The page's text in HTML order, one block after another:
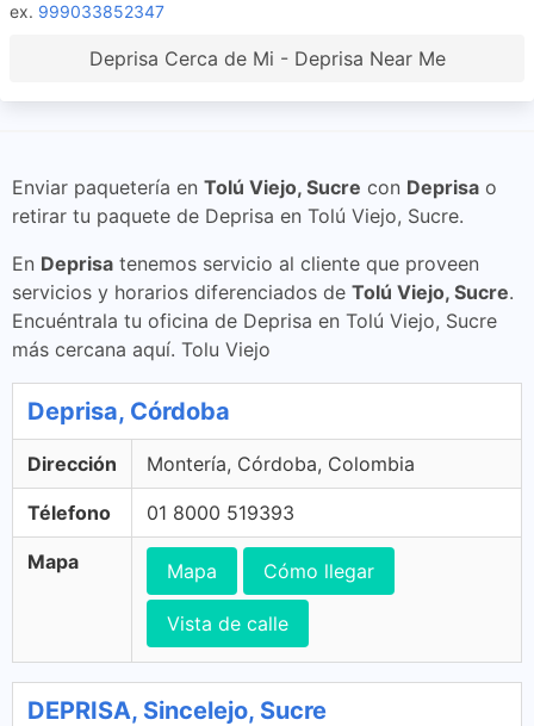
ex. 999033852347
Deprisa Cerca de Mi - Deprisa Near Me
Enviar paquetería en Tolú Viejo, Sucre con Deprisa o
retirar tu paquete de Deprisa en Tolú Viejo, Sucre.
En Deprisa tenemos servicio al cliente que proveen
servicios y horarios diferenciados de Tolú Viejo, Sucre.
Encuéntrala tu oficina de Deprisa en Tolú Viejo, Sucre
más cercana aquí. Tolu Viejo
Deprisa, Córdoba
Dirección Montería, Córdoba, Colombia
Télefono 01 8000 519393
Mapa Mapa Cómo llegar
Vista de calle
DEPRISA, Sincelejo, Sucre